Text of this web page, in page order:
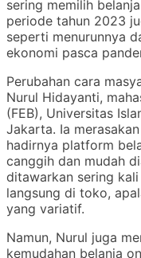
sering memilih
periode tahun 2023
seperti menurunnya
ekonomi pasca
Perubahan cara
Nurul Hidayanti,
(FEB), Universitas
Jakarta. Ia
hadirnya platform
canggih dan mudah
ditawarkan sering
langsung di toko,
yang variatif.
Namun, Nurul juga
kemudahan belanja